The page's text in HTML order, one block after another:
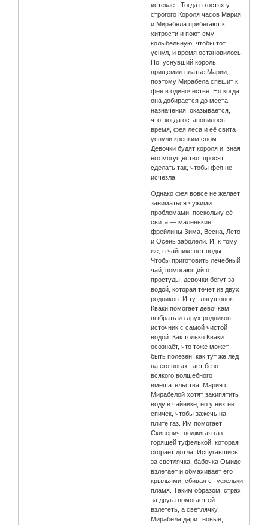
истекает. Тогда в гостях у
строгого Короля часов Мария
и Мирабела прибегают к
хитрости и поют ему
колыбельную, чтобы тот
уснул, и время остановилось.
Но, уснувший король
прищемил платье Марии,
поэтому Мирабела спешит к
фее в одиночестве. Но когда
она добирается до места
назначения, оказывается,
что, когда остановилось
время, фея леса и её свита
уснули крепким сном.
Девочки будят короля и, зная
его могущество, просят
сделать так, чтобы фея не
исчезла.
Однако фея вовсе не желает
заниматься чужими
проблемами, поскольку её
свита — маленькие
фрейлины Зима, Весна, Лето
и Осень заболели. И, к тому
же, в чайнике нет воды.
Чтобы приготовить лечебный
чай, помогающий от
простуды, девочки бегут за
водой, которая течёт из двух
родников. И тут лягушонок
Кваки помогает девочкам
выбрать из двух родников —
источник с самой чистой
водой. Как только Кваки
осознаёт, что тоже может
быть полезен, как тут же лёд
на его ногах тает безо
всякого волшебного
вмешательства. Мария с
Мирабелой хотят закипятить
воду в чайнике, но у них нет
спичек, чтобы зажечь на
плите газ. Им помогает
Скиперич, поджигая газ
горящей туфелькой, которая
сгорает дотла. Испугавшись
за светлячка, бабочка Омиде
взлетает и обмахивает его
крыльями, сбивая с туфельки
пламя. Таким образом, страх
за друга помогает ей
взлететь, а светлячку
Мирабела дарит новые,